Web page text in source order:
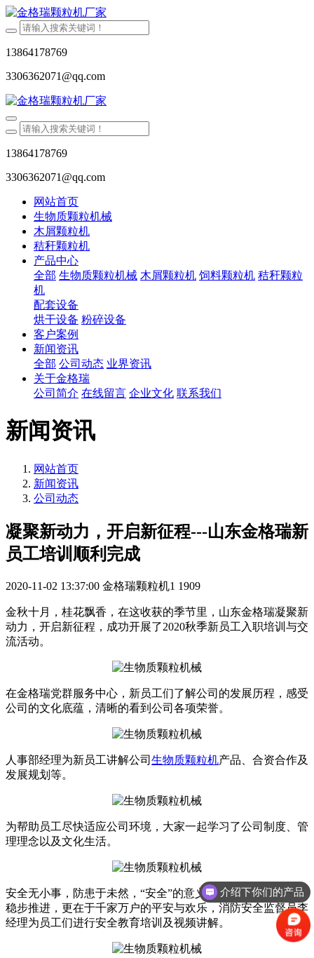
13864178769
3306362071@qq.com
13864178769
3306362071@qq.com
网站首页
生物质颗粒机械
木屑颗粒机
秸秆颗粒机
产品中心
全部 生物质颗粒机械 木屑颗粒机 饲料颗粒机 秸秆颗粒
机
配套设备
烘干设备 粉碎设备
客户案例
新闻资讯
全部 公司动态 业界资讯
关于金格瑞
公司简介 在线留言 企业文化 联系我们
新闻资讯
网站首页
新闻资讯
公司动态
凝聚新动力，开启新征程---山东金格瑞新
员工培训顺利完成
2020-11-02 13:37:00 金格瑞颗粒机1 1909
金秋十月，桂花飘香，在这收获的季节里，山东金格瑞凝聚新
动力，开启新征程，成功开展了2020秋季新员工入职培训与交
流活动。
在金格瑞党群服务中心，新员工们了解公司的发展历程，感受
公司的文化底蕴，清晰的看到公司各项荣誉。
人事部经理为新员工讲解公司 生物质颗粒机产品、合资合作及
发展规划等。
为帮助员工尽快适应公司环境，大家一起学习了公司制度、管
理理念以及文化生活。
安全无小事，防患于未然，“安全”的意义在于企业生产经营的
稳步推进，更在于千家万户的平安与欢乐，消防安全监督员李
经理为员工们进行安全教育培训及视频讲解。
介绍下你们的产品